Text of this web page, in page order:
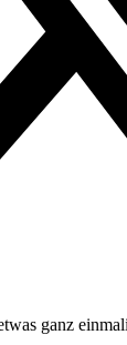
ganz